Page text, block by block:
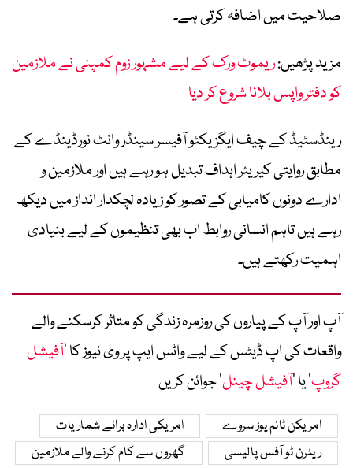
صلاحیت میں اضافہ کرتی ہے۔
مزید پڑھیں:ریموٹ ورک کے لیے مشہور زوم کمپنی نے ملازمین
کو دفتر واپس بلانا شروع کر دیا
رینڈسٹیڈ کے چیف ایگزیکٹو آفیسر سینڈر وانٹ نورڈینڈے کے
مطابق روایتی کیریئر اہداف تبدیل ہو رہے ہیں اور ملازمین و
ادارے دونوں کامیابی کے تصور کو زیادہ لچکدار انداز میں دیکھ
رہے ہیں تاہم انسانی روابط اب بھی تنظیموں کے لیے بنیادی
اہمیت رکھتے ہیں۔
آپ اور آپ کے پیاروں کی روزمرہ زندگی کو متاثر کرسکنے والے
واقعات کی اپ ڈیٹس کے لیے واٹس ایپ پر وی نیوز کا ’آفیشل
گروپ‘ یا ’آفیشل چینل‘ جوائن کریں
امریکن ٹائم یوز سروے
امریکی ادارہ برائے شماریات
ریٹرن ٹو آفس پالیسی
گھروں سے کام کرنے والے ملازمین